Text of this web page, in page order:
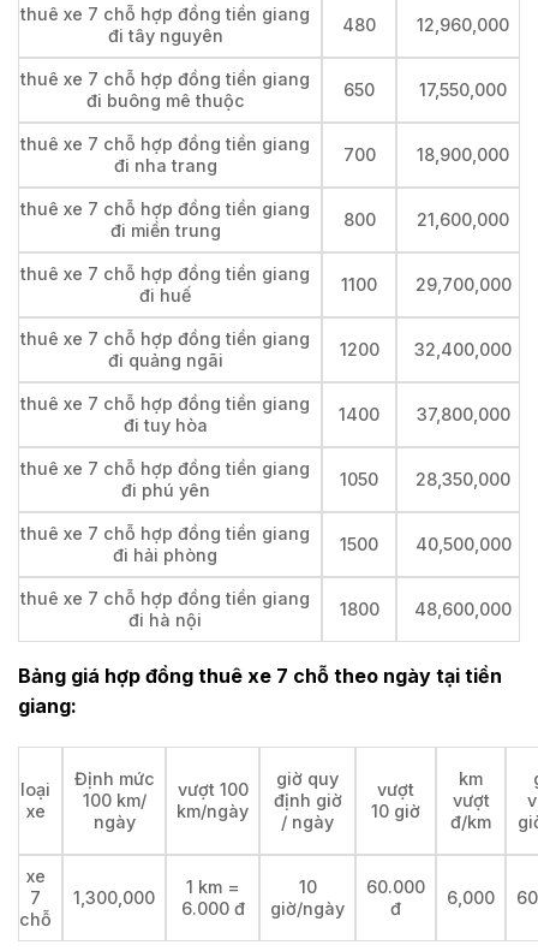
thuê xe 7 chỗ hợp đồng tiền giang
đi tây nguyên
480 12,960,000
thuê xe 7 chỗ hợp đồng tiền giang
đi buông mê thuộc
650 17,550,000
thuê xe 7 chỗ hợp đồng tiền giang
đi nha trang
700 18,900,000
thuê xe 7 chỗ hợp đồng tiền giang
đi miền trung
800 21,600,000
thuê xe 7 chỗ hợp đồng tiền giang
đi huế
1100 29,700,000
thuê xe 7 chỗ hợp đồng tiền giang
đi quảng ngãi
1200 32,400,000
thuê xe 7 chỗ hợp đồng tiền giang
đi tuy hòa
1400 37,800,000
thuê xe 7 chỗ hợp đồng tiền giang
đi phú yên
1050 28,350,000
thuê xe 7 chỗ hợp đồng tiền giang
đi hải phòng
1500 40,500,000
thuê xe 7 chỗ hợp đồng tiền giang
đi hà nội
1800 48,600,000
Bảng giá hợp đồng thuê xe 7 chỗ theo ngày tại tiền
giang:
loại
xe
Định mức
100 km/
ngày
vượt 100
km/ngày
giờ quy
định giờ
/ ngày
vượt
10 giờ
km
vượt
đ/km
xe
7
chỗ
1,300,000
1 km =
6.000 đ
10
giờ/ngày
60.000
đ
6,000